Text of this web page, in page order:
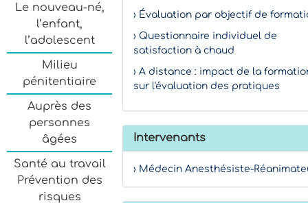
Le nouveau-né,
l’enfant,
l’adolescent
Milieu
pénitentiaire
Auprès des
personnes
âgées
Santé au travail
Prévention des
risques
› Évaluation par objectif de
› Questionnaire individuel de
satisfaction à chaud
› A distance : impact de la
sur l'évaluation des pratiques
Intervenants
› Médecin Anesthésiste-